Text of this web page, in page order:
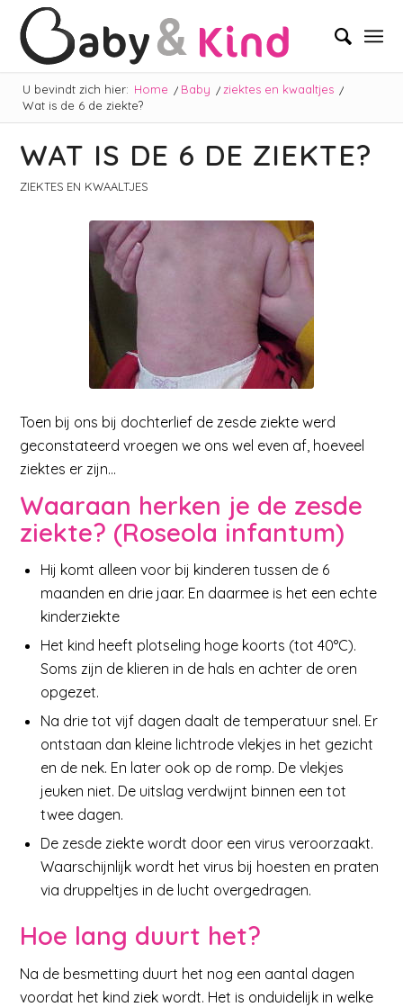
U bevindt zich hier: Home / Baby / ziektes en kwaaltjes /
Wat is de 6 de ziekte?
WAT IS DE 6 DE ZIEKTE?
ZIEKTES EN KWAALTJES
Toen bij ons bij dochterlief de zesde ziekte werd
geconstateerd vroegen we ons wel even af, hoeveel
ziektes er zijn…
Waaraan herken je de zesde
ziekte? (Roseola infantum)
Hij komt alleen voor bij kinderen tussen de 6
maanden en drie jaar. En daarmee is het een echte
kinderziekte
Het kind heeft plotseling hoge koorts (tot 40°C).
Soms zijn de klieren in de hals en achter de oren
opgezet.
Na drie tot vijf dagen daalt de temperatuur snel. Er
ontstaan dan kleine lichtrode vlekjes in het gezicht
en de nek. En later ook op de romp. De vlekjes
jeuken niet. De uitslag verdwijnt binnen een tot
twee dagen.
De zesde ziekte wordt door een virus veroorzaakt.
Waarschijnlijk wordt het virus bij hoesten en praten
via druppeltjes in de lucht overgedragen.
Hoe lang duurt het?
Na de besmetting duurt het nog een aantal dagen
voordat het kind ziek wordt. Het is onduidelijk in welke